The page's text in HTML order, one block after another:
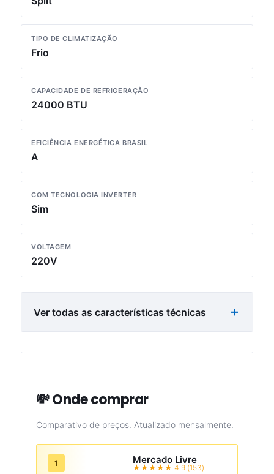
TIPO DE CLIMATIZAÇÃO
Frio
CAPACIDADE DE REFRIGERAÇÃO
24000 BTU
EFICIÊNCIA ENERGÉTICA BRASIL
A
COM TECNOLOGIA INVERTER
Sim
VOLTAGEM
220V
Ver todas as características técnicas
💸 Onde comprar
Comparativo de preços. Atualizado mensalmente.
1 Mercado Livre
★★★★★ 4.9 (153)